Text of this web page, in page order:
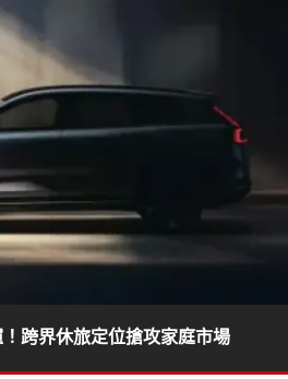
跨界休旅定位搶攻家庭市場